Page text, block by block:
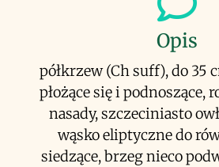
Opis
półkrzew (Ch suff), do 35
płożące się i podnoszące,
nasady, szczeciniasto
wąsko eliptyczne do
siedzące, brzeg nieco